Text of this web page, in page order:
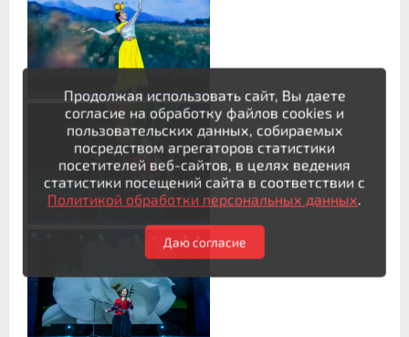
Продолжая использовать сайт, Вы даете
согласие на обработку файлов cookies и
пользовательских данных, собираемых
посредством агрегаторов статистики
посетителей веб-сайтов, в целях ведения
статистики посещений сайта в соответствии с
Политикой обработки персональных данных.
Даю согласие